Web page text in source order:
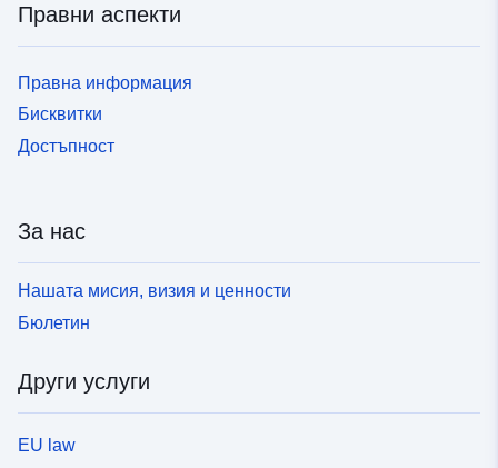
Правни аспекти
Правна информация
Бисквитки
Достъпност
За нас
Нашата мисия, визия и ценности
Бюлетин
Други услуги
EU law